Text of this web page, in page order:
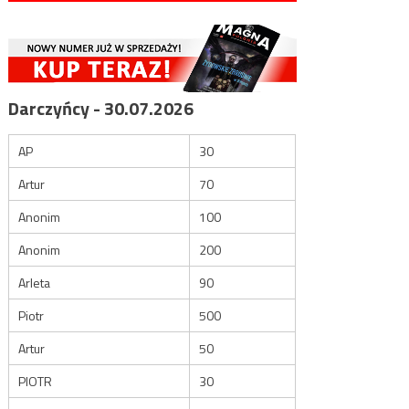
Darczyńcy - 30.07.2026
AP
30
Artur
70
Anonim
100
Anonim
200
Arleta
90
Piotr
500
Artur
50
PIOTR
30